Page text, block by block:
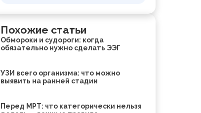
Похожие статьи
Обмороки и судороги: когда
обязательно нужно сделать ЭЭГ
УЗИ всего организма: что можно
выявить на ранней стадии
Перед МРТ: что категорически нельзя